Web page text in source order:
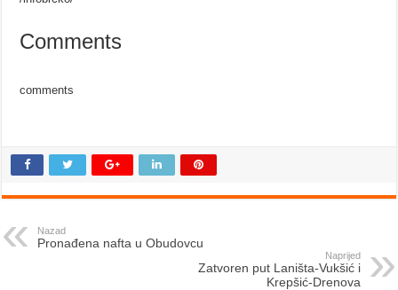
Comments
comments
Nazad
Pronađena nafta u Obudovcu
Naprijed
Zatvoren put Laništa-Vukšić i
Krepšić-Drenova